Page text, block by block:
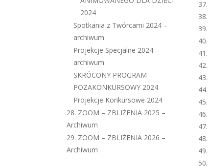
2024
Spotkania z Twórcami 2024 –
archiwum
Projekcje Specjalne 2024 –
archiwum
SKRÓCONY PROGRAM
POZAKONKURSOWY 2024
Projekcje Konkursowe 2024
28. ZOOM – ZBLIŻENIA 2025 –
Archiwum
29. ZOOM – ZBLIŻENIA 2026 –
Archiwum